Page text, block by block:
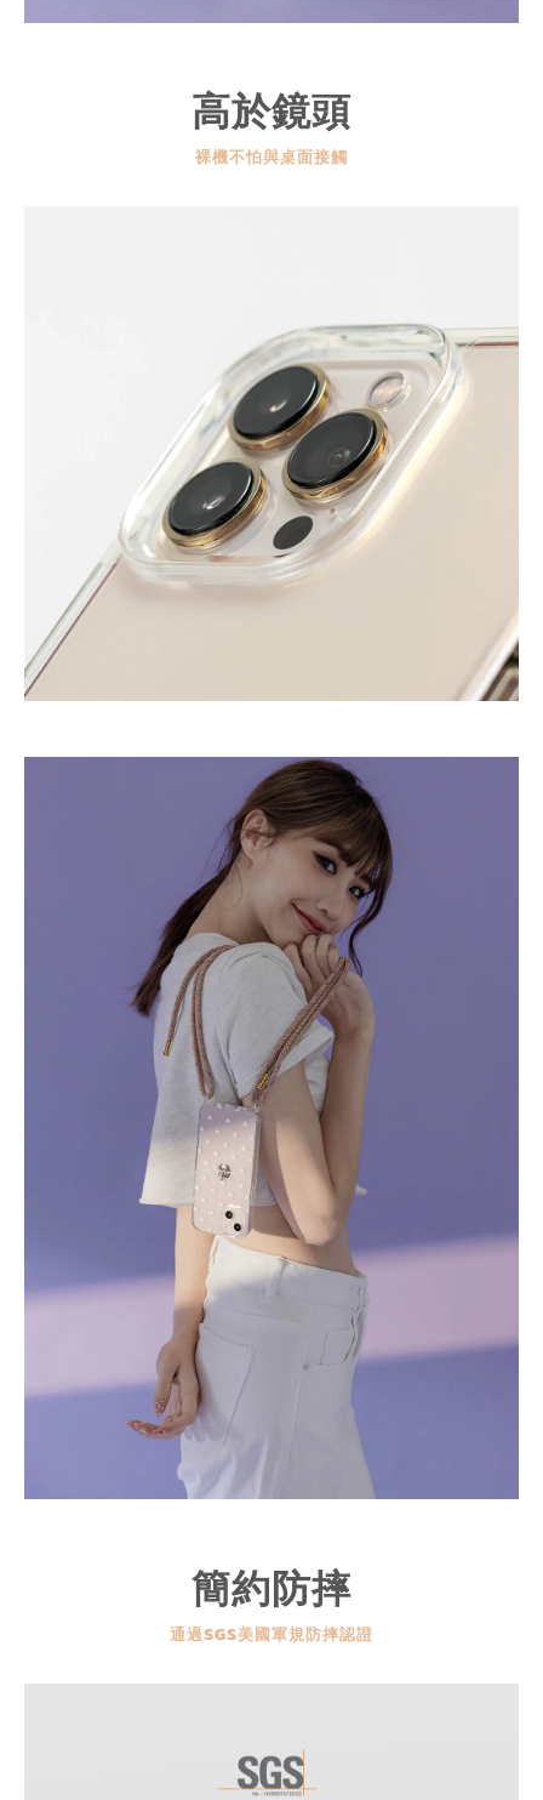
高於鏡頭
裸機不怕與桌面接觸
簡約防摔
通過SGS美國軍規防摔認證